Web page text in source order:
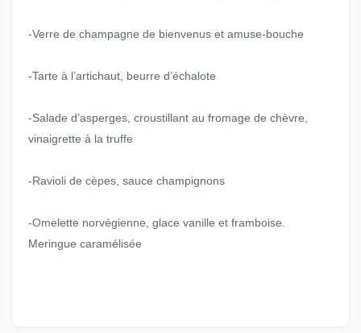
-Verre de champagne de bienvenus et amuse-bouche
-Tarte à l’artichaut, beurre d’échalote
-Salade d’asperges, croustillant au fromage de chèvre,
vinaigrette à la truffe
-Ravioli de cèpes, sauce champignons
-Omelette norvégienne, glace vanille et framboise.
Meringue caramélisée